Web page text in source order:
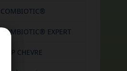
COMBIOTIC®
COMBIOTIC® EXPERT
HiPP CHEVRE